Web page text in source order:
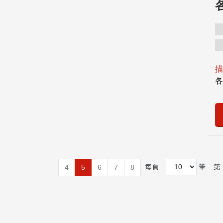
4 5 6 7 8 每頁 筆 第